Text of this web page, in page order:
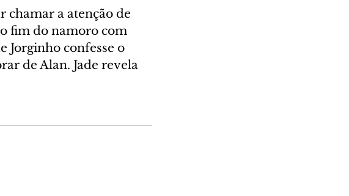
chamar a atenção de
fim do namoro com
Jorginho confesse o
de Alan. Jade revela